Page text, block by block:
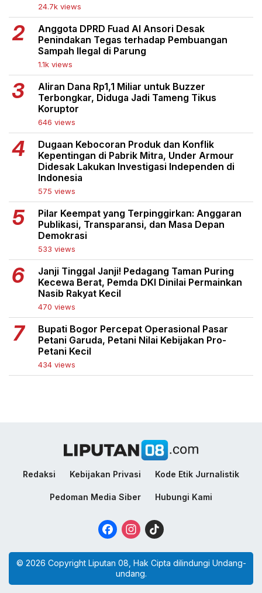
24.7k views
Anggota DPRD Fuad Al Ansori Desak
Penindakan Tegas terhadap Pembuangan
Sampah Ilegal di Parung
1.1k views
Aliran Dana Rp1,1 Miliar untuk Buzzer
Terbongkar, Diduga Jadi Tameng Tikus
Koruptor
646 views
Dugaan Kebocoran Produk dan Konflik
Kepentingan di Pabrik Mitra, Under Armour
Didesak Lakukan Investigasi Independen di
Indonesia
575 views
Pilar Keempat yang Terpinggirkan: Anggaran
Publikasi, Transparansi, dan Masa Depan
Demokrasi
533 views
Janji Tinggal Janji! Pedagang Taman Puring
Kecewa Berat, Pemda DKI Dinilai Permainkan
Nasib Rakyat Kecil
470 views
Bupati Bogor Percepat Operasional Pasar
Petani Garuda, Petani Nilai Kebijakan Pro-
Petani Kecil
434 views
Redaksi Kebijakan Privasi Kode Etik Jurnalistik
Pedoman Media Siber Hubungi Kami
FacebookInstagram
© 2026 Copyright Liputan 08, Hak Cipta dilindungi Undang-
undang.